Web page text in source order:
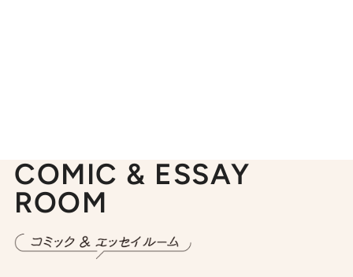
COMIC & ESSAY
ROOM